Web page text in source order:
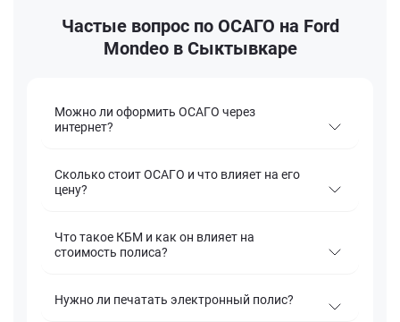
Частые вопрос по ОСАГО на Ford
Mondeo в Сыктывкаре
Можно ли оформить ОСАГО через
интернет?
Сколько стоит ОСАГО и что влияет на его
цену?
Что такое КБМ и как он влияет на
стоимость полиса?
Нужно ли печатать электронный полис?